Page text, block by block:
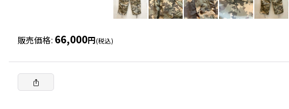
販売価格: 66,000円(税込)